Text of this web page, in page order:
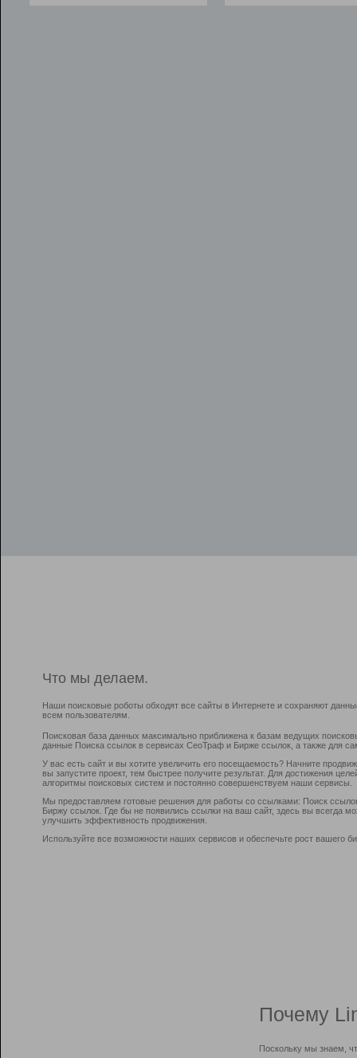
Что мы делаем.
Наши поисковые роботы обходят все сайты в Интернете и сохраняют
всем пользователям.
Поисковая база данных максимально приближена к базам ведущих
данные Поиска ссылок в сервисах СеоТраф и Бирже ссылок, а также для
У вас есть сайт и вы хотите увеличить его посещаемость? Начните
вы запустите проект, тем быстрее получите результат. Для достижения
алгоритмы поисковых систем и постоянно совершенствуем наши сервисы.
Мы предоставляем готовые решения для работы со ссылками: Поиск
Биржу ссылок. Где бы не появились ссылки на ваш сайт, здесь вы всегда
улучшить эффективность продвижения.
Используйте все возможности наших сервисов и обеспечьте рост вашего
Почему
Поскольку мы знаем,